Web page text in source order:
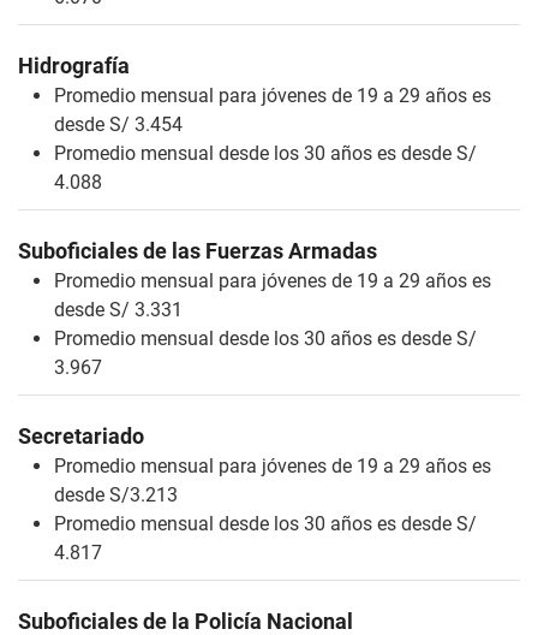
Hidrografía
Promedio mensual para jóvenes de 19 a 29 años es
desde S/ 3.454
Promedio mensual desde los 30 años es desde S/
4.088
Suboficiales de las Fuerzas Armadas
Promedio mensual para jóvenes de 19 a 29 años es
desde S/ 3.331
Promedio mensual desde los 30 años es desde S/
3.967
Secretariado
Promedio mensual para jóvenes de 19 a 29 años es
desde S/3.213
Promedio mensual desde los 30 años es desde S/
4.817
Suboficiales de la Policía Nacional